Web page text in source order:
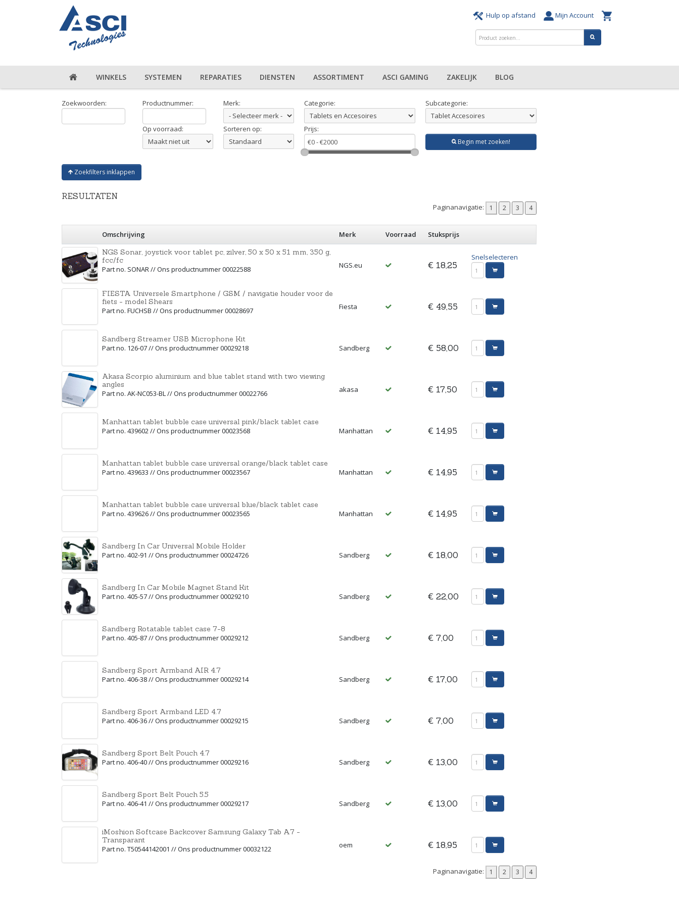
Hulp op afstand Mijn Account
WINKELS SYSTEMEN REPARATIES DIENSTEN ASSORTIMENT ASCI GAMING ZAKELIJK BLOG
Zoekwoorden: Productnummer: Merk: Categorie: Subcategorie:
Op voorraad: Sorteren op: Prijs:
Begin met zoeken!
Zoekfilters inklappen
RESULTATEN
Paginanavigatie:
Omschrijving Merk Voorraad
Stuksprijs
NGS Sonar, joystick voor tablet pc, zilver, 50 x 50 x 51 mm, 350 g,
fcc/fc
Part no. SONAR // Ons productnummer 00022588
NGS.eu € 18,25
Snelselecteren
FIESTA Universele Smartphone / GSM / navigatie houder voor de
fiets - model Shears
Part no. FUCHSB // Ons productnummer 00028697
Fiesta € 49,55
Sandberg Streamer USB Microphone Kit
Part no. 126-07 // Ons productnummer 00029218
Sandberg € 58,00
Akasa Scorpio aluminium and blue tablet stand with two viewing
angles
Part no. AK-NC053-BL // Ons productnummer 00022766
akasa € 17,50
Manhattan tablet bubble case universal pink/black tablet case
Part no. 439602 // Ons productnummer 00023568
Manhattan € 14,95
Manhattan tablet bubble case universal orange/black tablet case
Part no. 439633 // Ons productnummer 00023567
Manhattan € 14,95
Manhattan tablet bubble case universal blue/black tablet case
Part no. 439626 // Ons productnummer 00023565
Manhattan € 14,95
Sandberg In Car Universal Mobile Holder
Part no. 402-91 // Ons productnummer 00024726
Sandberg € 18,00
Sandberg In Car Mobile Magnet Stand Kit
Part no. 405-57 // Ons productnummer 00029210
Sandberg € 22,00
Sandberg Rotatable tablet case 7-8
Part no. 405-87 // Ons productnummer 00029212
Sandberg € 7,00
Sandberg Sport Armband AIR 4.7
Part no. 406-38 // Ons productnummer 00029214
Sandberg € 17,00
Sandberg Sport Armband LED 4.7
Part no. 406-36 // Ons productnummer 00029215
Sandberg € 7,00
Sandberg Sport Belt Pouch 4.7
Part no. 406-40 // Ons productnummer 00029216
Sandberg € 13,00
Sandberg Sport Belt Pouch 5.5
Part no. 406-41 // Ons productnummer 00029217
Sandberg € 13,00
iMoshion Softcase Backcover Samsung Galaxy Tab A7 -
Transparant
Part no. T50544142001 // Ons productnummer 00032122
oem € 18,95
Paginanavigatie: